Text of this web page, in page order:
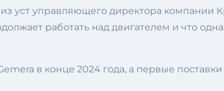
уст управляющего директора компании
работать над двигателем и что
в конце 2024 года, а первые